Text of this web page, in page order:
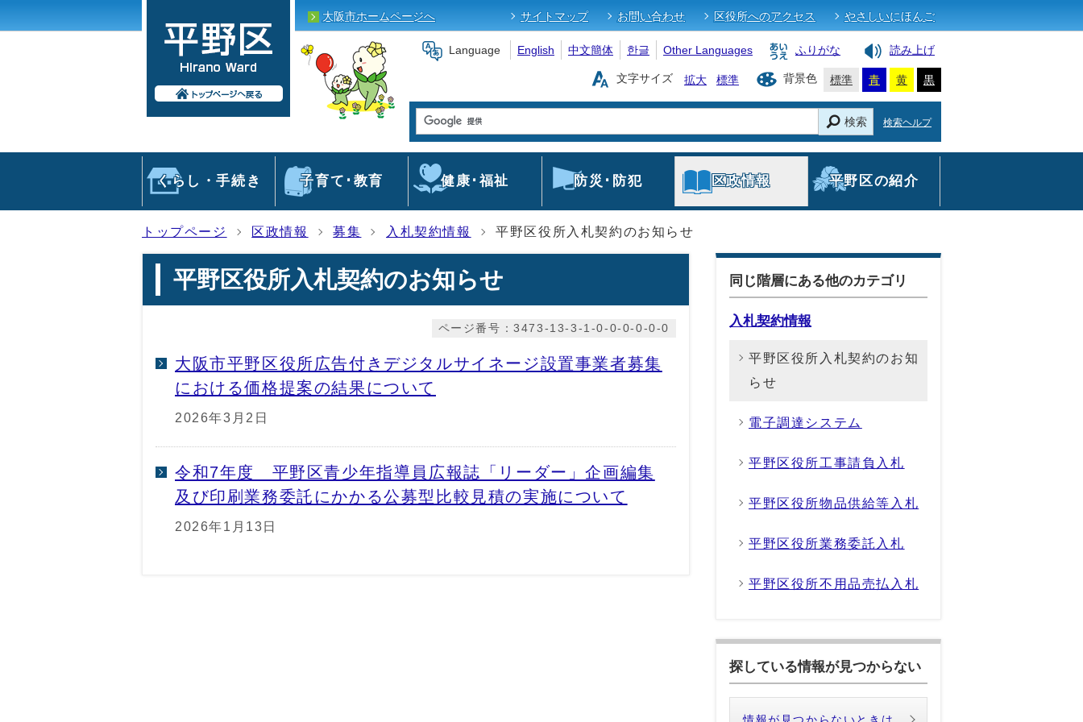
大阪市ホームページへ サイトマップ お問い合わせ 区役所へのアクセス やさしいにほんご
Language English 中文簡体 한글 Other Languages ふりがな 読み上げ
文字サイズ 拡大 標準 背景色 標準 青 黄 黒
検索 検索ヘルプ
くらし・手続き 子育て･教育 健康･福祉 防災･防犯 区政情報 平野区の紹介
トップページ 区政情報 募集 入札契約情報 平野区役所入札契約のお知らせ
平野区役所入札契約のお知らせ
ページ番号：3473-13-3-1-0-0-0-0-0-0
大阪市平野区役所広告付きデジタルサイネージ設置事業者募集
における価格提案の結果について
2026年3月2日
令和7年度 平野区青少年指導員広報誌「リーダー」企画編集
及び印刷業務委託にかかる公募型比較見積の実施について
2026年1月13日
同じ階層にある他のカテゴリ
入札契約情報
平野区役所入札契約のお知
らせ
電子調達システム
平野区役所工事請負入札
平野区役所物品供給等入札
平野区役所業務委託入札
平野区役所不用品売払入札
探している情報が見つからない
情報が見つからないときは